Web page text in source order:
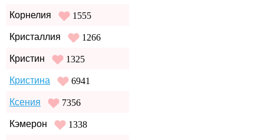
Корнелия 1555
Кристаллия 1266
Кристин 1325
Кристина 6941
Ксения 7356
Кэмерон 1338